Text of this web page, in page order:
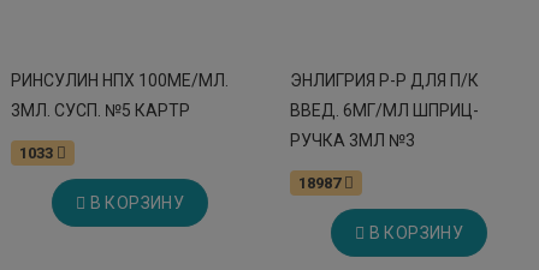
РИНСУЛИН НПХ 100МЕ/МЛ.
3МЛ. СУСП. №5 КАРТР
1033
В КОРЗИНУ
ЭНЛИГРИЯ Р-Р ДЛЯ П/К
ВВЕД. 6МГ/МЛ ШПРИЦ-
РУЧКА 3МЛ №3
18987
В КОРЗИНУ